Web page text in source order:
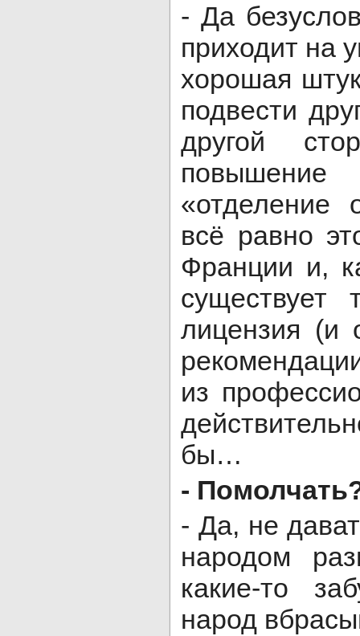
- Да
приходит на
хорошая
подвести
другой
всё равно
Франции и,
существует
лицензия (и
из
бы…
-
- Да, не
народом
какие-то
народ